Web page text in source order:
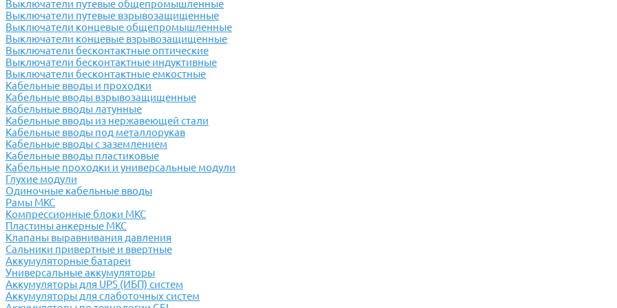
Выключатели путевые общепромышленные
Выключатели путевые взрывозащищенные
Выключатели концевые общепромышленные
Выключатели концевые взрывозащищенные
Выключатели бесконтактные оптические
Выключатели бесконтактные индуктивные
Выключатели бесконтактные емкостные
Кабельные вводы и проходки
Кабельные вводы взрывозащищенные
Кабельные вводы латунные
Кабельные вводы из нержавеющей стали
Кабельные вводы под металлорукав
Кабельные вводы с заземлением
Кабельные вводы пластиковые
Кабельные проходки и универсальные модули
Глухие модули
Одиночные кабельные вводы
Рамы МКС
Компрессионные блоки МКС
Пластины анкерные МКС
Клапаны выравнивания давления
Сальники привертные и ввертные
Аккумуляторные батареи
Универсальные аккумуляторы
Аккумуляторы для UPS (ИБП) систем
Аккумуляторы для слаботочных систем